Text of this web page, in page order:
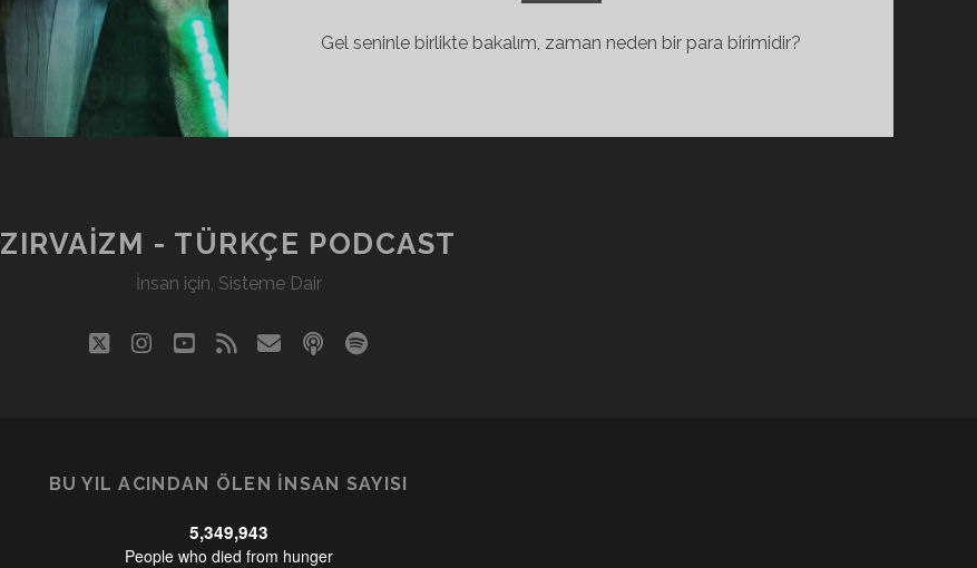
Gel seninle birlikte bakalım, zaman neden bir para birimidir?
ZIRVAIZM - TÜRKÇE PODCAST
İnsan için, Sisteme Dair
twitterinstagram
youtube
rss epostapodcastspotify
BU YIL ACINDAN ÖLEN İNSAN SAYISI